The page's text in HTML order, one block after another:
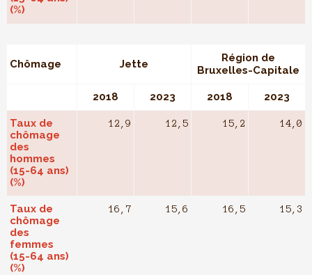
(%)
Chômage Jette
Région de
Bruxelles-Capitale
2018 2023 2018 2023
Taux de
chômage
des
hommes
(15-64 ans)
(%)
12,9 12,5 15,2 14,0
Taux de
chômage
des
femmes
(15-64 ans)
(%)
16,7 15,6 16,5 15,3